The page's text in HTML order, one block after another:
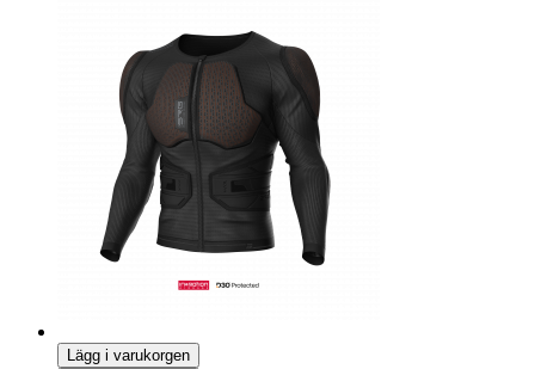
Lägg i varukorgen